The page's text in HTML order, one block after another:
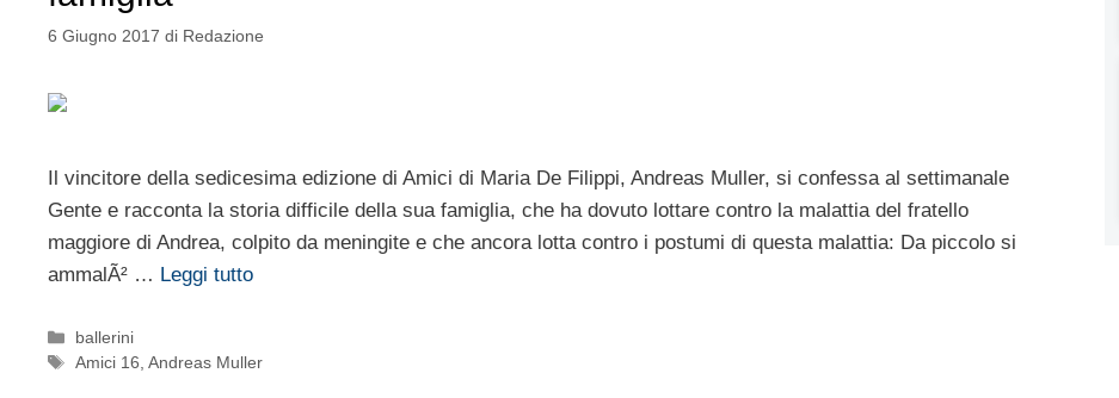
6 Giugno 2017 di Redazione
Il vincitore della sedicesima edizione di Amici di Maria De Filippi, Andreas Muller, si confessa al settimanale
Gente e racconta la storia difficile della sua famiglia, che ha dovuto lottare contro la malattia del fratello
maggiore di Andrea, colpito da meningite e che ancora lotta contro i postumi di questa malattia: Da piccolo si
ammalÃ² … Leggi tutto
Categorie
ballerini
Tag
Amici 16,Andreas Muller